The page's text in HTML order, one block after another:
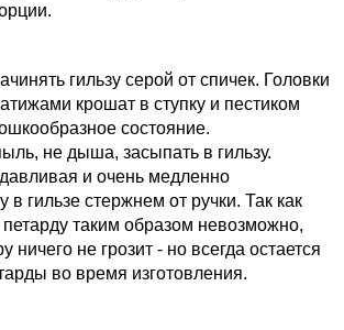
гильзу серой от спичек. Головки
крошат в ступку и пестиком
состояние.
не дыша, засыпать в гильзу.
и очень медленно
в гильзе стержнем от ручки. Так как
таким образом невозможно,
ничего не грозит - но всегда остается
во время изготовления.